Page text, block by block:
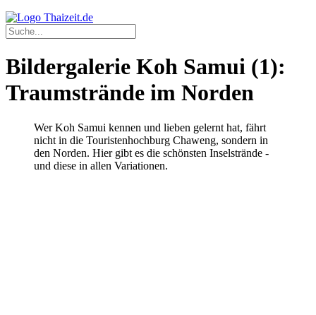
Bildergalerie Koh Samui (1):
Traumstrände im Norden
Wer Koh Samui kennen und lieben gelernt hat, fährt
nicht in die Touristenhochburg Chaweng, sondern in
den Norden. Hier gibt es die schönsten Inselstrände -
und diese in allen Variationen.